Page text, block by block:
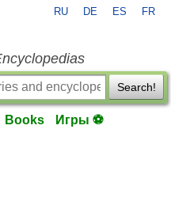
RU DE ES FR
Search!
Books Игры ⚽